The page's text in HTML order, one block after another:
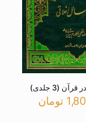
(3 جلدی)
تومان